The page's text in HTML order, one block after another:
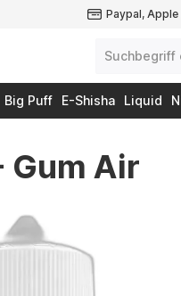
Paypal,
Big Puff E-Shisha Liquid
Gum Air